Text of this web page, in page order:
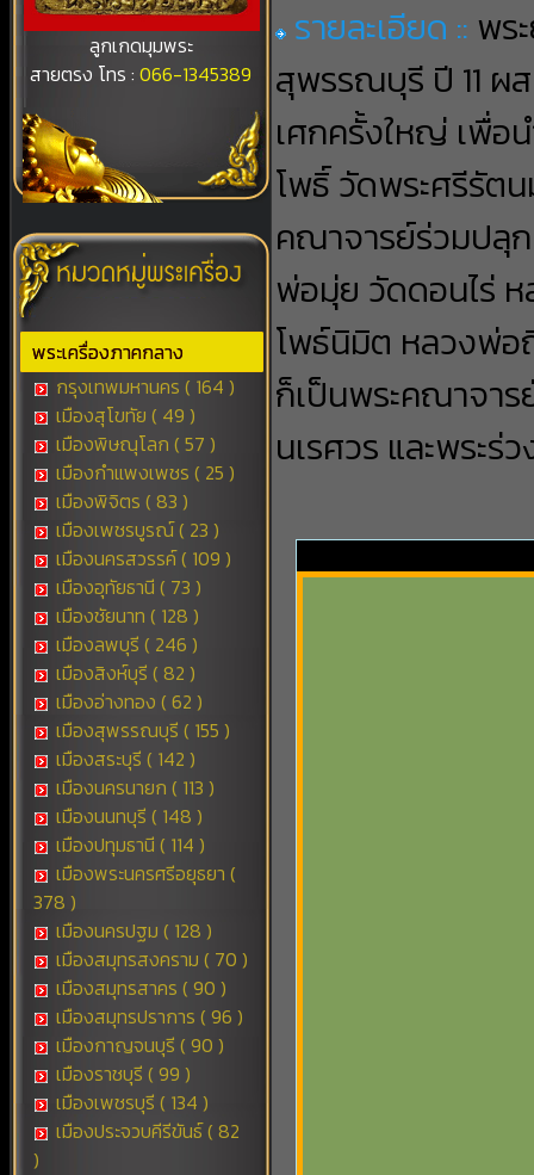
ลูกเกดมุมพระ
สายตรง โทร :066-1345389
พระเครื่องภาคกลาง
กรุงเทพมหานคร ( 164 )
เมืองสุโขทัย ( 49 )
เมืองพิษณุโลก ( 57 )
เมืองกำแพงเพชร ( 25 )
เมืองพิจิตร ( 83 )
เมืองเพชรบูรณ์ ( 23 )
เมืองนครสวรรค์ ( 109 )
เมืองอุทัยธานี ( 73 )
เมืองชัยนาท ( 128 )
เมืองลพบุรี ( 246 )
เมืองสิงห์บุรี ( 82 )
เมืองอ่างทอง ( 62 )
เมืองสุพรรณบุรี ( 155 )
เมืองสระบุรี ( 142 )
เมืองนครนายก ( 113 )
เมืองนนทบุรี ( 148 )
เมืองปทุมธานี ( 114 )
เมืองพระนครศรีอยุธยา (
378 )
เมืองนครปฐม ( 128 )
เมืองสมุทรสงคราม ( 70 )
เมืองสมุทรสาคร ( 90 )
เมืองสมุทรปราการ ( 96 )
เมืองกาญจนบุรี ( 90 )
เมืองราชบุรี ( 99 )
เมืองเพชรบุรี ( 134 )
เมืองประจวบคีรีขันธ์ ( 82
)
รายละเอียด :: พร
สุพรรณบุรี ปี 11 ผ
เศกครั้งใหญ่ เพื่อ
โพธิ์ วัดพระศรีรัต
คณาจารย์ร่วมปลุ
พ่อมุ่ย วัดดอนไร่
โพธ์นิมิต หลวงพ่อ
ก็เป็นพระคณาจา
นเรศวร และพระร่